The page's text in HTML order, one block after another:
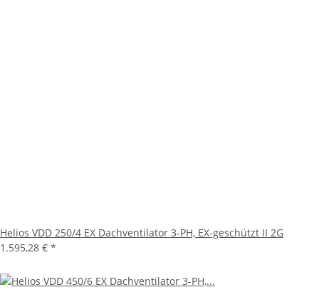
Helios VDD 250/4 EX Dachventilator 3-PH, EX-geschützt II 2G
1.595,28 € *